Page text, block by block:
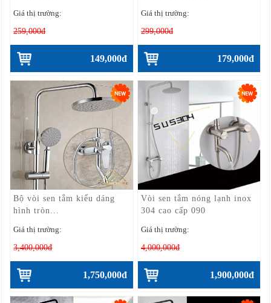
Giá thị trường:
259,000đ
149,000đ
Giá thị trường:
299,000đ
179,000đ
Bộ vòi sen tắm kiểu dáng
hình tròn...
Giá thị trường:
3,400,000đ
1,750,000đ
Vòi sen tắm nóng lạnh inox
304 cao cấp 090
Giá thị trường:
4,000,000đ
1,900,000đ